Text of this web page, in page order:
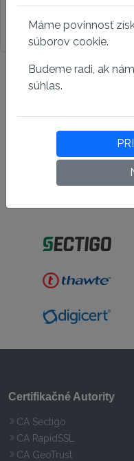
bezpečnosti a SSL
Certifikačné Autority
CA Sectigo
CA RapidSSL
CA GeoTrust
Máme povinnosť
súborov cookie.
Budeme radi, ak
súhlas.